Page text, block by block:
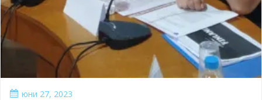
юни 27, 2023